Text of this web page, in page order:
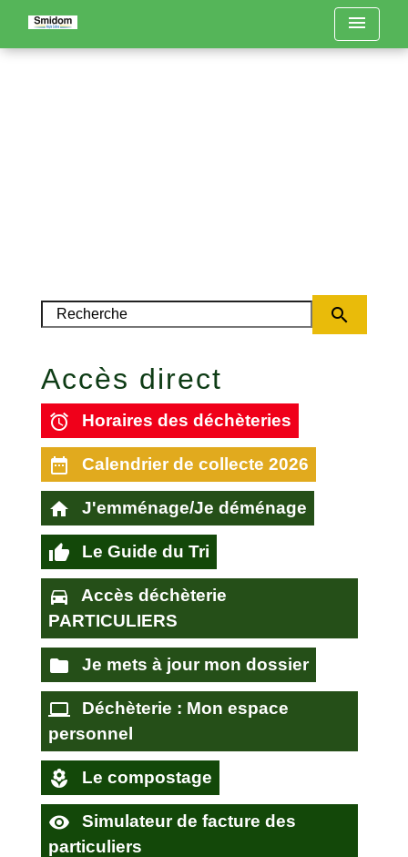
menu
search
Accès direct
alarm Horaires des déchèteries
date_range Calendrier de collecte 2026
home J'emménage/Je déménage
thumb_up Le Guide du Tri
directions_car
Accès déchèterie
PARTICULIERS
folder Je mets à jour mon dossier
computer
Déchèterie : Mon espace
personnel
local_florist Le compostage
visibility
Simulateur de facture des
particuliers